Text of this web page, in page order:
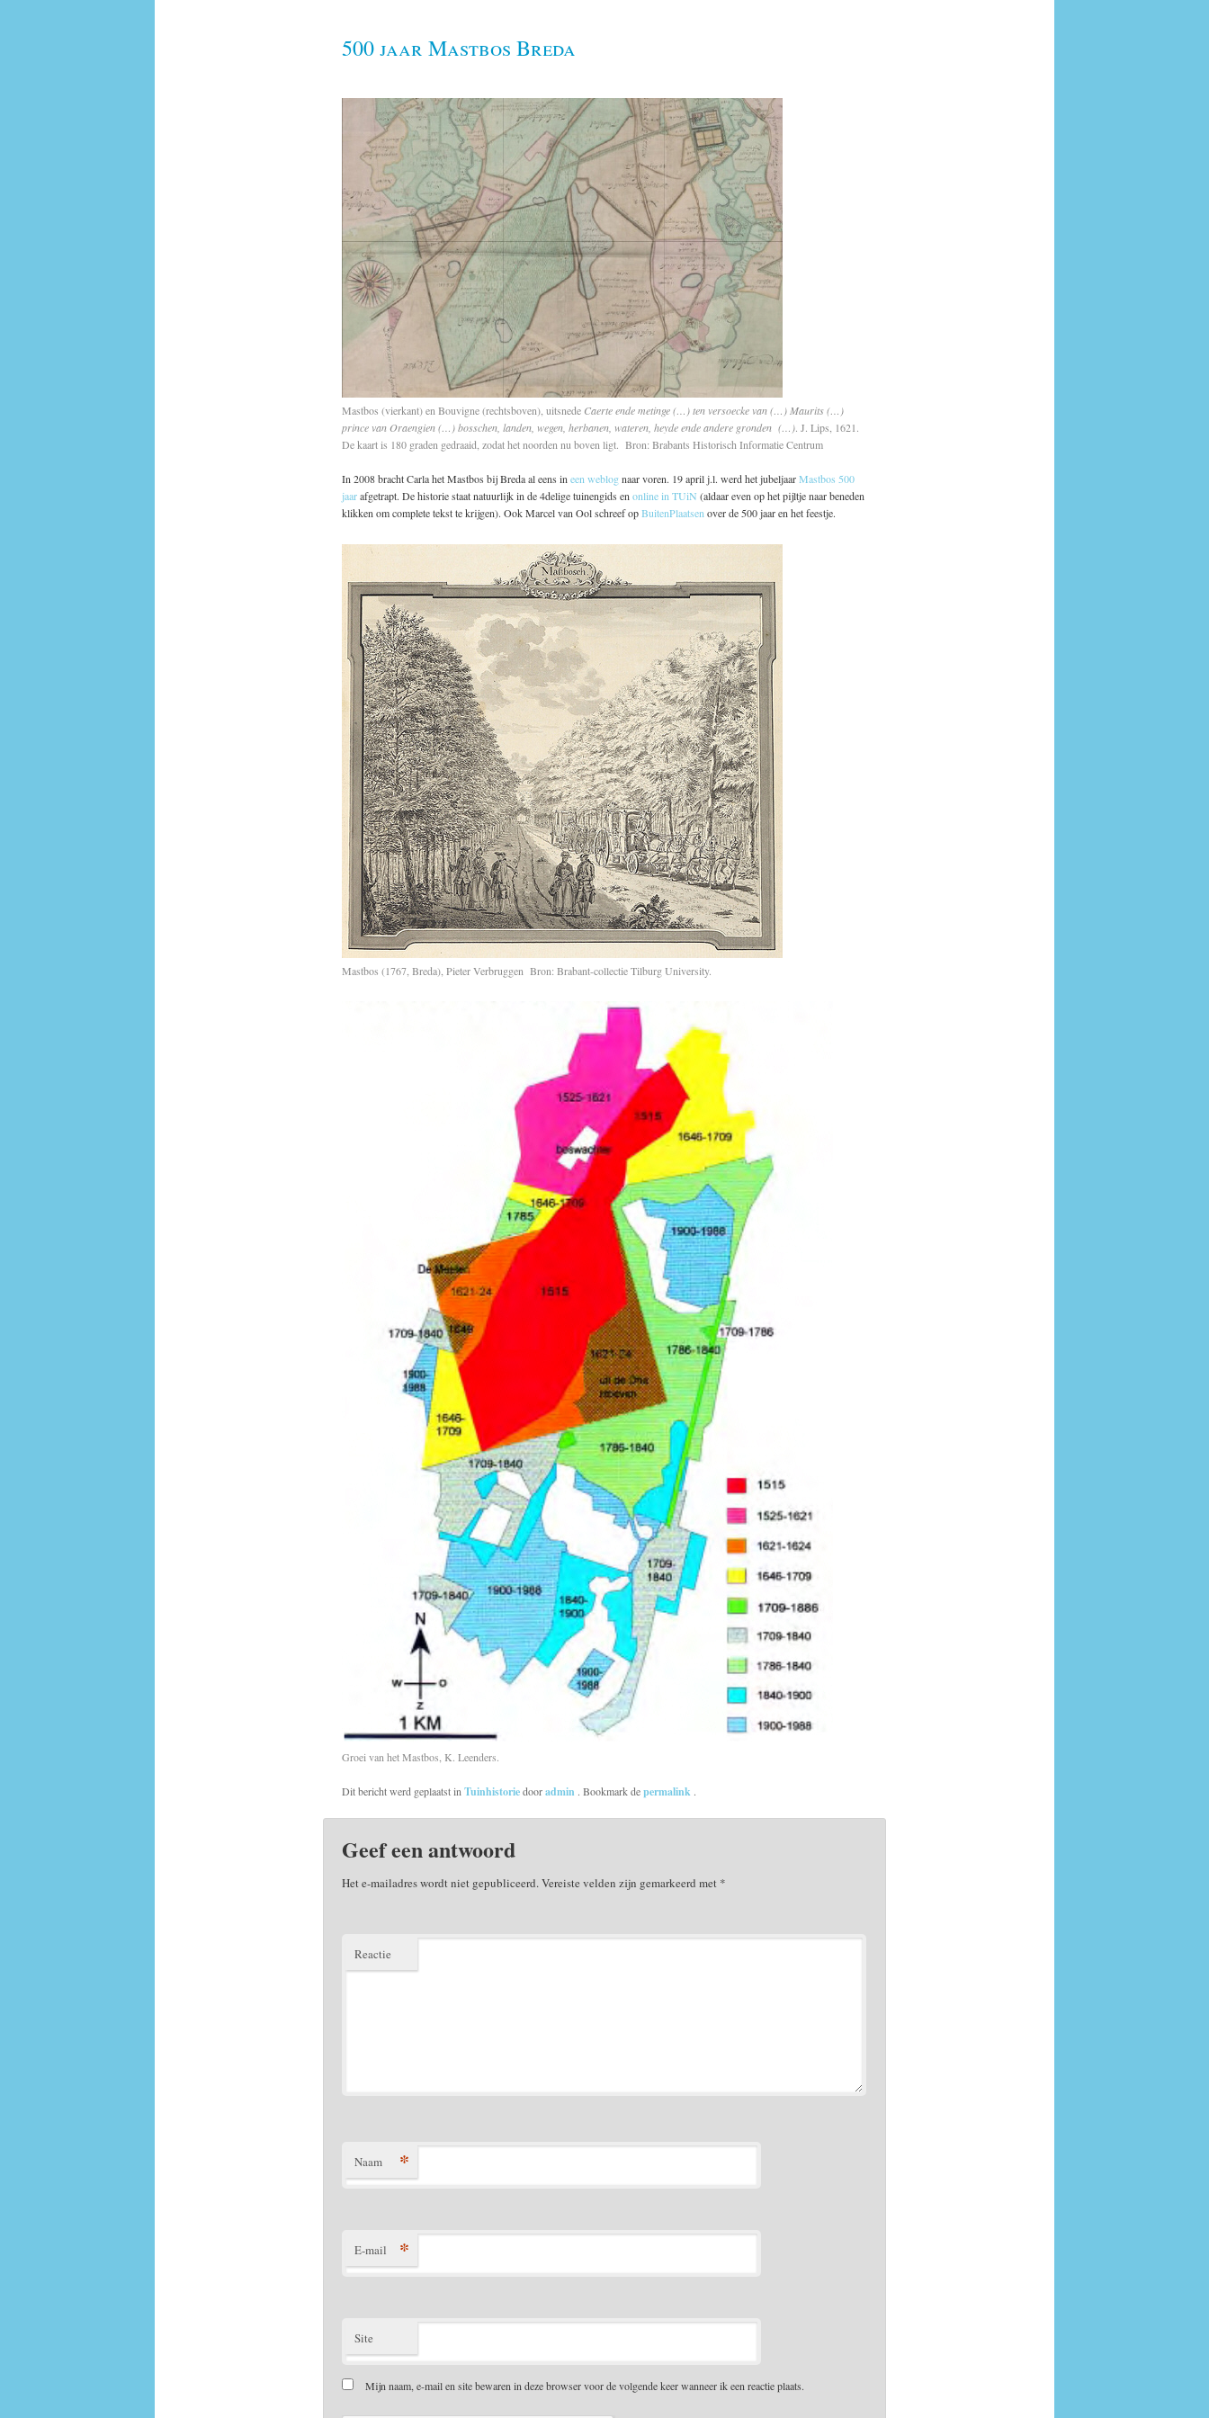
500 jaar Mastbos Breda
Mastbos (vierkant) en Bouvigne (rechtsboven), uitsnede Caerte ende metinge (…) ten versoecke van (…) Maurits (…)
prince van Oraengien (…) bosschen, landen, wegen, herbanen, wateren, heyde ende andere gronden (…). J. Lips, 1621.
De kaart is 180 graden gedraaid, zodat het noorden nu boven ligt. Bron: Brabants Historisch Informatie Centrum
In 2008 bracht Carla het Mastbos bij Breda al eens ineen weblognaar voren. 19 april j.l. werd het jubeljaarMastbos 500
jaarafgetrapt. De historie staat natuurlijk in de 4delige tuinengids enonline in TUiN (aldaar even op het pijltje naar beneden
klikken om complete tekst te krijgen). Ook Marcel van Ool schreef opBuitenPlaatsenover de 500 jaar en het feestje.
Mastbos (1767, Breda), Pieter Verbruggen Bron: Brabant-collectie Tilburg University.
Groei van het Mastbos, K. Leenders.
Dit bericht werd geplaatst inTuinhistoriedooradmin . Bookmark depermalink .
Geef een antwoord
Het e-mailadres wordt niet gepubliceerd.Vereiste velden zijn gemarkeerd met *
Reactie
Naam *
E-mail *
Site
Mijn naam, e-mail en site bewaren in deze browser voor de volgende keer wanneer ik een reactie plaats.